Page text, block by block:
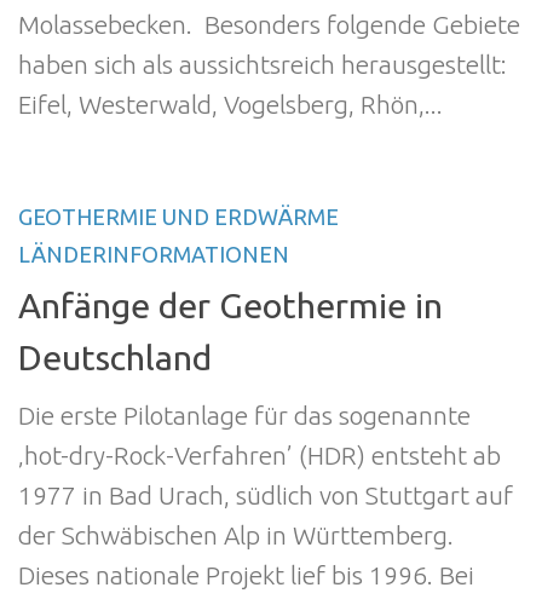
Molassebecken. Besonders folgende Gebiete
haben sich als aussichtsreich herausgestellt:
Eifel, Westerwald, Vogelsberg, Rhön,...
GEOTHERMIE UND ERDWÄRME
LÄNDERINFORMATIONEN
Anfänge der Geothermie in
Deutschland
Die erste Pilotanlage für das sogenannte
‚hot-dry-Rock-Verfahren’ (HDR) entsteht ab
1977 in Bad Urach, südlich von Stuttgart auf
der Schwäbischen Alp in Württemberg.
Dieses nationale Projekt lief bis 1996. Bei